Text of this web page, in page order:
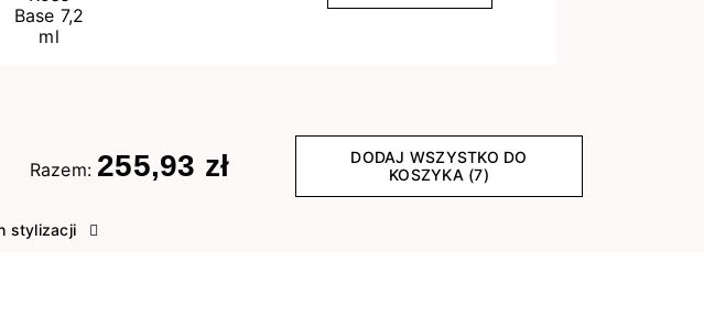
Razem: 255,93 zł
DODAJ WSZYSTKO DO
KOSZYKA (7)
stylizacji